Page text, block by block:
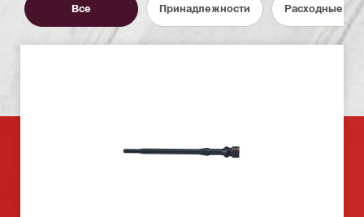
Все Принадлежности Расходные